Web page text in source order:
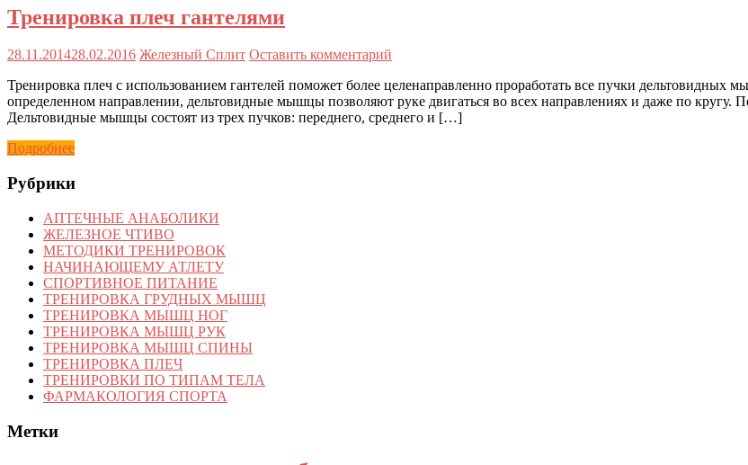
Тренировка плеч гантелями
28.11.201428.02.2016 Железный Сплит Оставить комментарий
Тренировка плеч с использованием гантелей поможет более целенаправленно проработать все пучки
определенном направлении, дельтовидные мышцы позволяют руке двигаться во всех направлениях и даже по кругу.
Дельтовидные мышцы состоят из трех пучков: переднего, среднего и […]
Подробнее
Рубрики
АПТЕЧНЫЕ АНАБОЛИКИ
ЖЕЛЕЗНОЕ ЧТИВО
МЕТОДИКИ ТРЕНИРОВОК
НАЧИНАЮЩЕМУ АТЛЕТУ
СПОРТИВНОЕ ПИТАНИЕ
ТРЕНИРОВКА ГРУДНЫХ МЫШЦ
ТРЕНИРОВКА МЫШЦ НОГ
ТРЕНИРОВКА МЫШЦ РУК
ТРЕНИРОВКА МЫШЦ СПИНЫ
ТРЕНИРОВКА ПЛЕЧ
ТРЕНИРОВКИ ПО ТИПАМ ТЕЛА
ФАРМАКОЛОГИЯ СПОРТА
Метки